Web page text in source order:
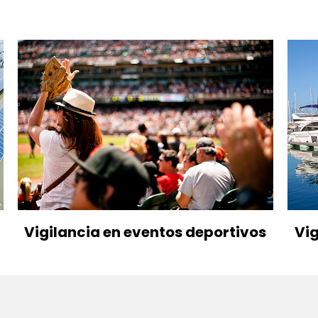
Vigilancia en eventos deportivos